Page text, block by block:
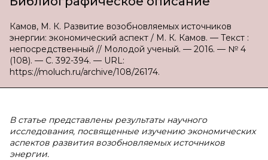
Камов, М. К. Развитие возобновляемых источников
энергии: экономический аспект / М. К. Камов. — Текст :
непосредственный // Молодой ученый. — 2016. — № 4
(108). — С. 392-394. — URL:
https://moluch.ru/archive/108/26174.
В статье представлены результаты научного
исследования, посвященные изучению экономических
аспектов развития возобновляемых источников
энергии.